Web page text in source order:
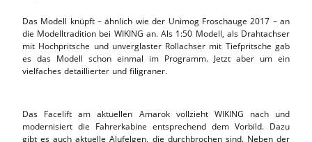
Das Modell knüpft – ähnlich wie der Unimog Froschauge 2017 – an
die Modelltradition bei WIKING an. Als 1:50 Modell, als Drahtachser
mit Hochpritsche und unverglaster Rollachser mit Tiefpritsche gab
es das Modell schon einmal im Programm. Jetzt aber um ein
vielfaches detaillierter und filigraner.
Das Facelift am aktuellen Amarok vollzieht WIKING nach und
modernisiert die Fahrerkabine entsprechend dem Vorbild. Dazu
gibt es auch aktuelle Alufelgen, die durchbrochen sind. Neben der